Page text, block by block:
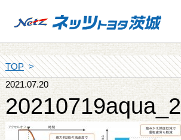
TOP
2021.07.20
20210719aqua_2